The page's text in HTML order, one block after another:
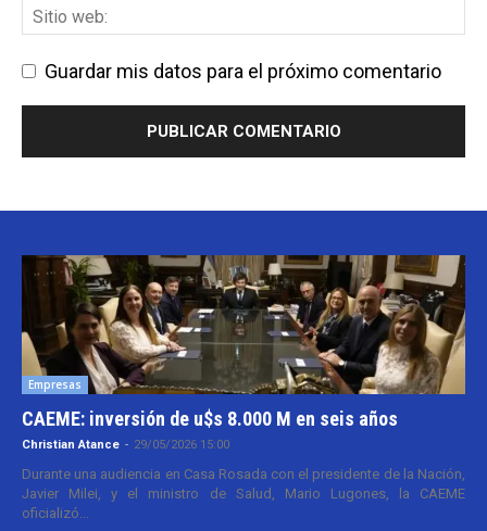
Guardar mis datos para el próximo comentario
Empresas
CAEME: inversión de u$s 8.000 M en seis años
Christian Atance - 29/05/2026 15:00
Durante una audiencia en Casa Rosada con el presidente de la Nación,
Javier Milei, y el ministro de Salud, Mario Lugones, la CAEME
oficializó...